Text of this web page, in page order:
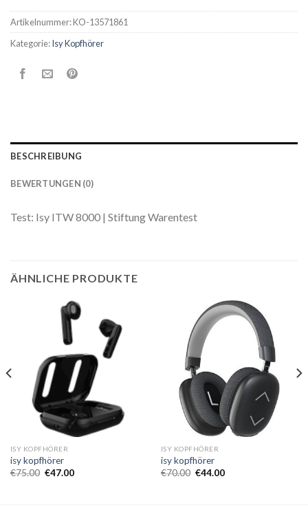
Artikelnummer:KO-13571861
Kategorie:Isy Kopfhörer
BESCHREIBUNG
BEWERTUNGEN (0)
Test: Isy ITW 8000 | Stiftung Warentest
ÄHNLICHE PRODUKTE
ISY KOPFHÖRER
isy kopfhörer
€75.00 €47.00
ISY KOPFHÖRER
isy kopfhörer
€70.00 €44.00